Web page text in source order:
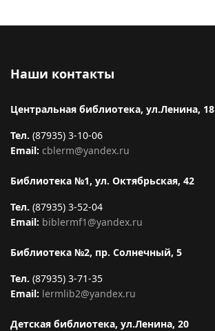
Наши контакты
Центральная библиотека, ул.Ленина, 18
Тел. (87935) 3-10-06
Email: cblerm@yandex.ru
Библиотека №1, ул. Октябрьская, 42
Тел. (87935) 3-52-04
Email: biblermf1@yandex.ru
Библиотека №2, пр. Солнечный, 5
Тел. (87935) 3-71-35
Email: lermlib2@yandex.ru
Детская библиотека, ул.Ленина, 20